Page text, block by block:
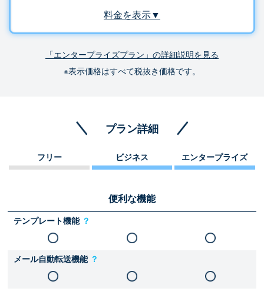
料金を表示▼
「エンタープライズプラン」の詳細説明を見る
※表示価格はすべて税抜き価格です。
プラン詳細
フリー ビジネス エンタープライズ
便利な機能
テンプレート機能 ？
メール自動転送機能 ？